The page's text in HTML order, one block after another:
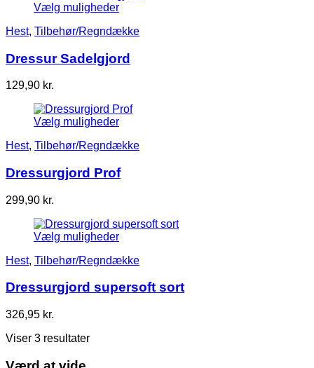
Vælg muligheder
Hest, Tilbehør/Regndække
Dressur Sadelgjord
129,90 kr.
Vælg muligheder
Hest, Tilbehør/Regndække
Dressurgjord Prof
299,90 kr.
Vælg muligheder
Hest, Tilbehør/Regndække
Dressurgjord supersoft sort
326,95 kr.
Viser 3 resultater